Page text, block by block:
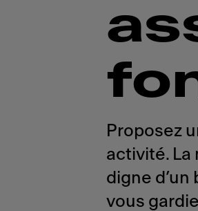
Proposez
activité. La
digne
vous